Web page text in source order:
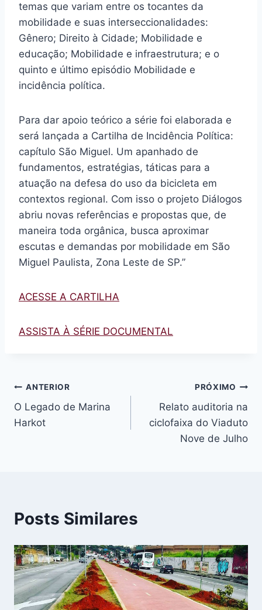
temas que variam entre os tocantes da
mobilidade e suas interseccionalidades:
Gênero; Direito à Cidade; Mobilidade e
educação; Mobilidade e infraestrutura; e o
quinto e último episódio Mobilidade e
incidência política.
Para dar apoio teórico a série foi elaborada e
será lançada a Cartilha de Incidência Política:
capítulo São Miguel. Um apanhado de
fundamentos, estratégias, táticas para a
atuação na defesa do uso da bicicleta em
contextos regional. Com isso o projeto Diálogos
abriu novas referências e propostas que, de
maneira toda orgânica, busca aproximar
escutas e demandas por mobilidade em São
Miguel Paulista, Zona Leste de SP.”
ACESSE A CARTILHA
ASSISTA À SÉRIE DOCUMENTAL
Navegação
de
ANTERIOR
O Legado de Marina
Harkot
PRÓXIMO
Relato auditoria na
ciclofaixa do Viaduto
Nove de Julho
Posts Similares